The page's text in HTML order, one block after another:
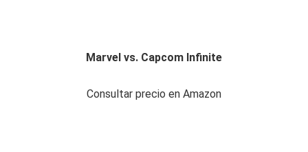
Marvel vs. Capcom Infinite
Consultar precio en Amazon